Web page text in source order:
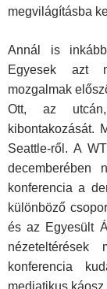
megvilágításba
Annál is
Egyesek azt
mozgalmak
Ott, az
kibontakozását.
Seattle-ről. A
decemberében
konferencia a
különböző
és az Egyesült
konferencia